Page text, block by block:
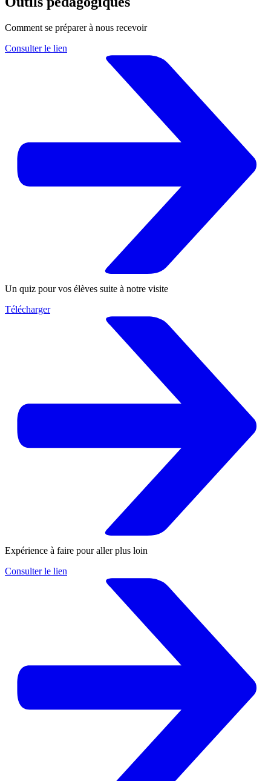
Comment se préparer à nous recevoir
Consulter le lien
Un quiz pour vos élèves suite à notre visite
Télécharger
Expérience à faire pour aller plus loin
Consulter le lien